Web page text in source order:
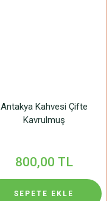
Antakya Kahvesi Çifte
Kavrulmuş
800,00 TL
SEPETE EKLE